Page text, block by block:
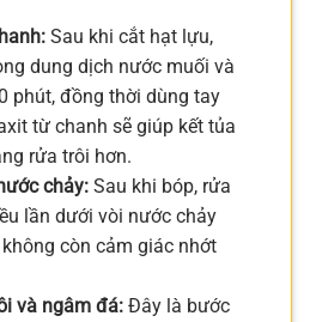
Sau khi cắt hạt lựu,
dung dịch nước muối và
phút, đồng thời dùng tay
từ chanh sẽ giúp kết tủa
rửa trôi hơn.
chảy: Sau khi bóp, rửa
lần dưới vòi nước chảy
còn cảm giác nhớt
và ngâm đá: Đây là bước